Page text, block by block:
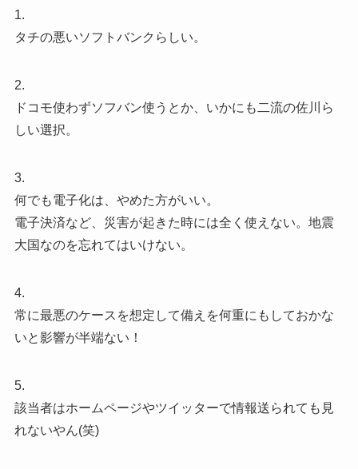
1.
タチの悪いソフトバンクらしい。
2.
ドコモ使わずソフバン使うとか、いかにも二流の佐川ら
しい選択。
3.
何でも電子化は、やめた方がいい。
電子決済など、災害が起きた時には全く使えない。地震
大国なのを忘れてはいけない。
4.
常に最悪のケースを想定して備えを何重にもしておかな
いと影響が半端ない！
5.
該当者はホームページやツイッターで情報送られても見
れないやん(笑)